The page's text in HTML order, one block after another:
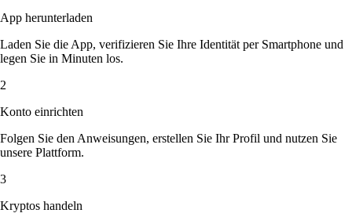
App herunterladen
Laden Sie die App, verifizieren Sie Ihre Identität per Smartphone und
legen Sie in Minuten los.
2
Konto einrichten
Folgen Sie den Anweisungen, erstellen Sie Ihr Profil und nutzen Sie
unsere Plattform.
3
Kryptos handeln